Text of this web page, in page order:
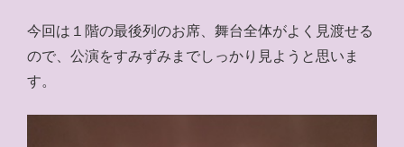
今回は１階の最後列のお席、舞台全体がよく見渡せる
ので、公演をすみずみまでしっかり見ようと思いま
す。